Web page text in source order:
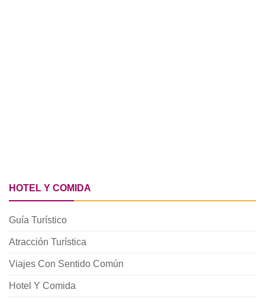
HOTEL Y COMIDA
Guía Turístico
Atracción Turística
Viajes Con Sentido Común
Hotel Y Comida